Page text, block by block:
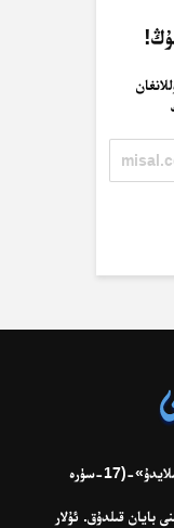
«شۈبھىسىزكى، بۇ قۇرئان ئەڭ توغرا يولغا باشلايدۇ»-(17-سۈرە
بايان قىلدۇق. ئۇلار